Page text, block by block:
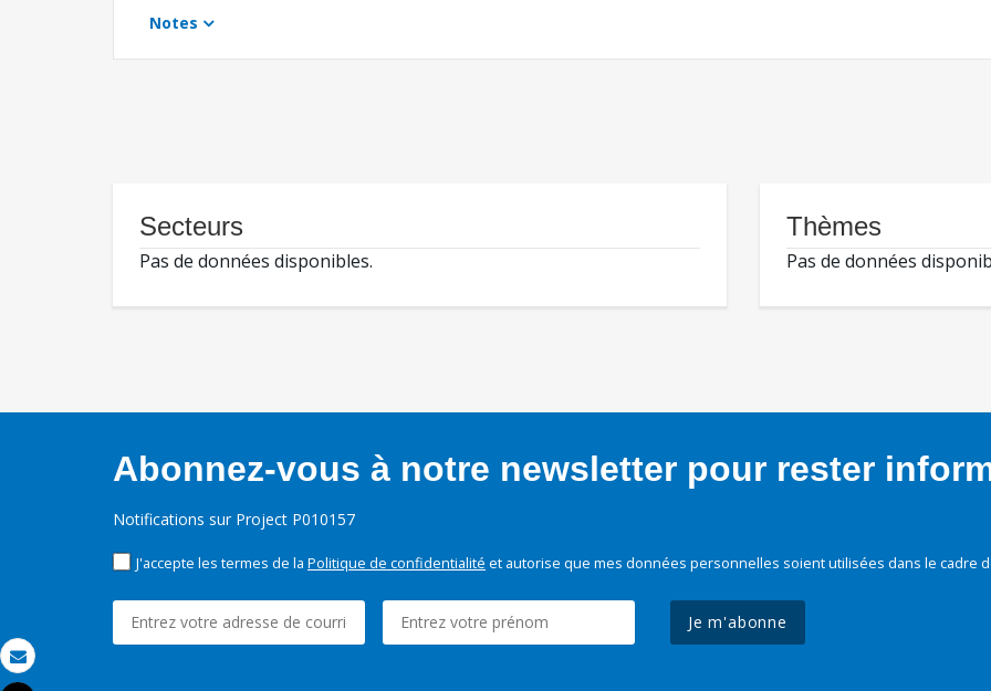
Email
Notes
Secteurs
Pas de données disponibles.
Thèmes
Pas de données
Abonnez-vous à notre newsletter pour rester
Notifications sur Project P010157
J'accepte les termes de la Politique de confidentialité et autorise que mes données personnelles soient utilisées dans le cadre
Je m'abonne